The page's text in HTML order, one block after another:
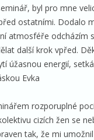
byl pro mne
ostatními. Dodalo
atmosféře odcházím
další krok vpřed.
úžasnou energií,
Evka
rozporuplné
cizích žen se
tak, že mi